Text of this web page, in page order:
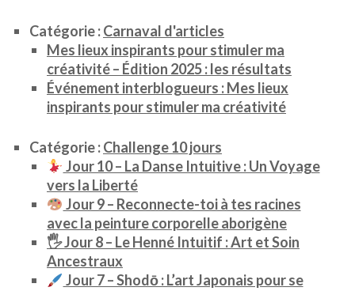
Catégorie :Carnaval d'articles
Mes lieux inspirants pour stimuler ma
créativité – Édition 2025 : les résultats
Événement interblogueurs : Mes lieux
inspirants pour stimuler ma créativité
Catégorie :Challenge 10 jours
Jour 10 – La Danse Intuitive : Un Voyage
vers la Liberté
Jour 9 – Reconnecte-toi à tes racines
avec la peinture corporelle aborigène
🖐️ Jour 8 – Le Henné Intuitif : Art et Soin
Ancestraux
Jour 7 – Shodō : L’art Japonais pour se